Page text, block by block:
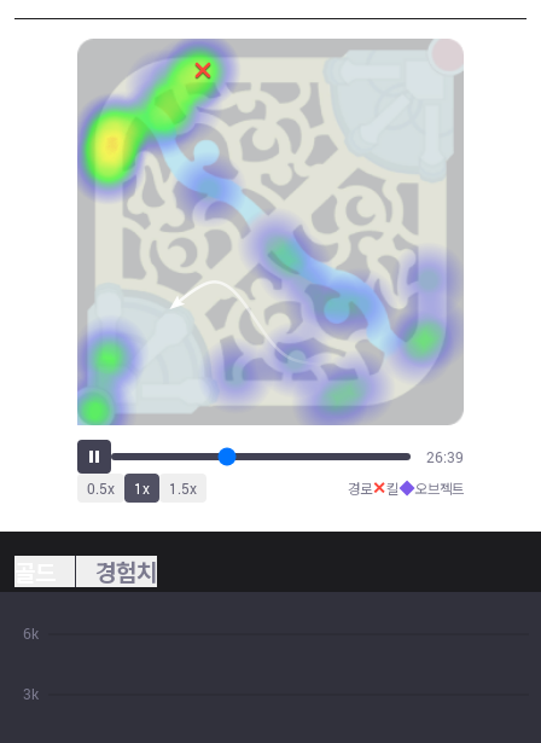
28:49
0.5x 1x 1.5x 경로✕킬◆오브젝트
경험치
3k
6k